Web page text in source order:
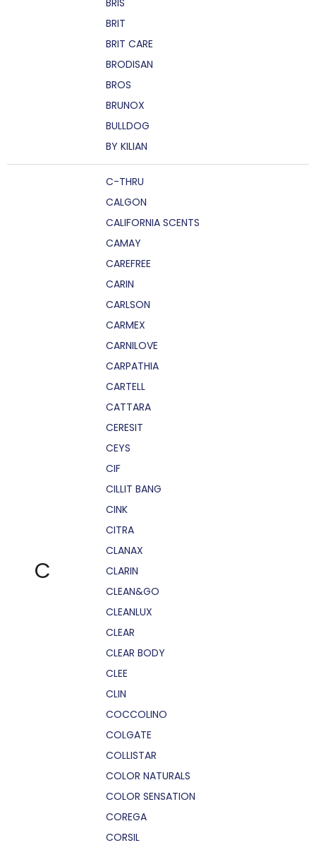
BRIS
BRIT
BRIT CARE
BRODISAN
BROS
BRUNOX
BULLDOG
BY KILIAN
C
C-THRU
CALGON
CALIFORNIA SCENTS
CAMAY
CAREFREE
CARIN
CARLSON
CARMEX
CARNILOVE
CARPATHIA
CARTELL
CATTARA
CERESIT
CEYS
CIF
CILLIT BANG
CINK
CITRA
CLANAX
CLARIN
CLEAN&GO
CLEANLUX
CLEAR
CLEAR BODY
CLEE
CLIN
COCCOLINO
COLGATE
COLLISTAR
COLOR NATURALS
COLOR SENSATION
COREGA
CORSIL